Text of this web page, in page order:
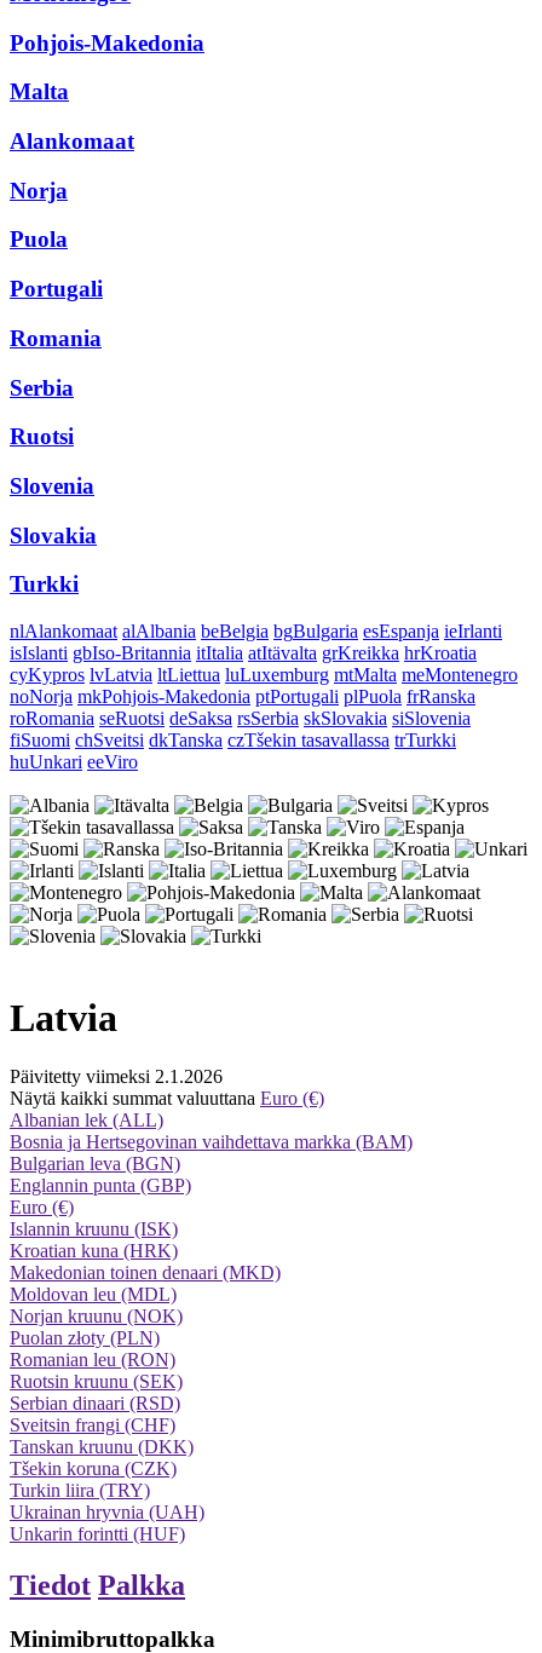
Pohjois-Makedonia
Malta
Alankomaat
Norja
Puola
Portugali
Romania
Serbia
Ruotsi
Slovenia
Slovakia
Turkki
nlAlankomaat alAlbania beBelgia bgBulgaria esEspanja ieIrlanti
isIslanti gbIso-Britannia itItalia atItävalta grKreikka hrKroatia
cyKypros lvLatvia ltLiettua luLuxemburg mtMalta meMontenegro
noNorja mkPohjois-Makedonia ptPortugali plPuola frRanska
roRomania seRuotsi deSaksa rsSerbia skSlovakia siSlovenia
fiSuomi chSveitsi dkTanska czTšekin tasavallassa trTurkki
huUnkari eeViro
Latvia
Päivitetty viimeksi 2.1.2026
Näytä kaikki summat valuuttana Euro (€)
Albanian lek (ALL)
Bosnia ja Hertsegovinan vaihdettava markka (BAM)
Bulgarian leva (BGN)
Englannin punta (GBP)
Euro (€)
Islannin kruunu (ISK)
Kroatian kuna (HRK)
Makedonian toinen denaari (MKD)
Moldovan leu (MDL)
Norjan kruunu (NOK)
Puolan złoty (PLN)
Romanian leu (RON)
Ruotsin kruunu (SEK)
Serbian dinaari (RSD)
Sveitsin frangi (CHF)
Tanskan kruunu (DKK)
Tšekin koruna (CZK)
Turkin liira (TRY)
Ukrainan hryvnia (UAH)
Unkarin forintti (HUF)
Tiedot Palkka
Minimibruttopalkka